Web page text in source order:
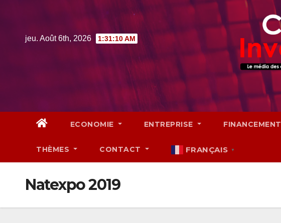
jeu. Août 6th, 2026 1:31:11 AM
ECONOMIE ENTREPRISE FINANCEMENT
THÈMES CONTACT FRANÇAIS ▼
Natexpo 2019